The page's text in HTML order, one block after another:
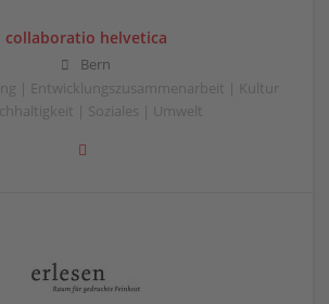
collaboratio helvetica
Bern
| Entwicklungszusammenarbeit | Kultur
| Soziales | Umwelt